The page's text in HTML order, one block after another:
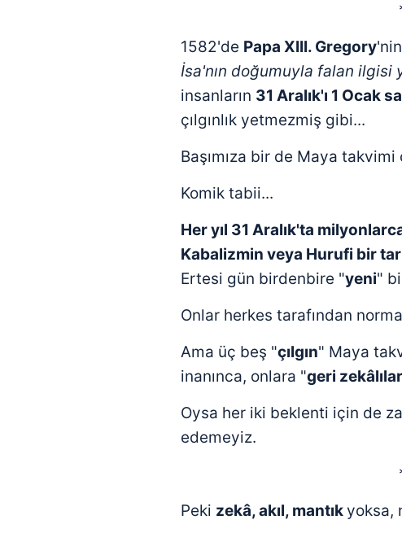
1582'de Papa XIII. Gregory
İsa'nın doğumuyla falan ilgisi
insanların 31 Aralık'ı 1 Ocak
çılgınlık yetmezmiş gibi...
Başımıza bir de Maya takvimi
Komik tabii...
Her yıl 31 Aralık'ta
Kabalizmin veya Hurufi bir
Ertesi gün birdenbire "yeni"
Onlar herkes tarafından
Ama üç beş "çılgın" Maya
inanınca, onlara "geri zekâlılar
Oysa her iki beklenti için de
edemeyiz.
Peki zekâ, akıl, mantıkyoksa,